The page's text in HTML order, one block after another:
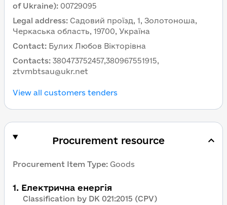
of Ukraine): 00729095
Legal address: Садовий проїзд, 1, Золотоноша,
Черкаська область, 19700, Україна
Contact: Булих Любов Вікторівна
Contacts: 380473752457,380967551915,
ztvmbtsau@ukr.net
View all customers tenders
Procurement resource
Procurement Item Type: Goods
1. Електрична енергія
Classification by DK 021:2015 (CPV)